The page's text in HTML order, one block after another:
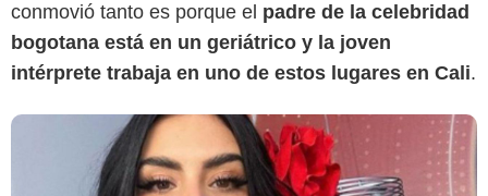
conmovió tanto es porque el padre de la celebridad
bogotana está en un geriátrico y la joven
intérprete trabaja en uno de estos lugares en Cali.